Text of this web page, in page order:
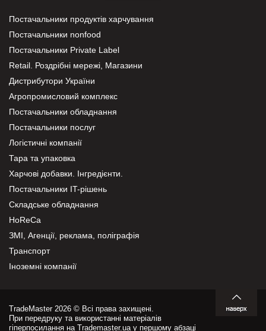
Постачальники продуктів харчування
Постачальники nonfood
Постачальники Private Label
Retail. Роздрібні мережі, Магазини
Дистрибутори України
Агропромисловий комплекс
Постачальники обладнання
Постачальники послуг
Логістичні компанії
Тара та упаковка
Харчові добавки. Інгредієнти.
Постачальники IT-рішень
Складське обладнання
HoReCa
ЗМІ, Агенції, реклама, поліграфія
Транспорт
Іноземні компанії
TradeMaster 2026 © Всі права захищені.
При передруку та використанні матеріалів
гіперпосилання на Trademaster.ua у першому абзаці